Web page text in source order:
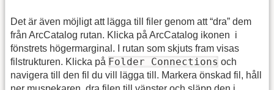
Det är även möjligt att lägga till filer genom att “dra” dem
från ArcCatalog rutan. Klicka på ArcCatalog ikonen i
fönstrets högermarginal. I rutan som skjuts fram visas
filstrukturen. Klicka på Folder Connections och
navigera till den fil du vill lägga till. Markera önskad fil, håll